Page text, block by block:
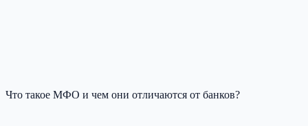
Что такое МФО и чем они отличаются от банков?